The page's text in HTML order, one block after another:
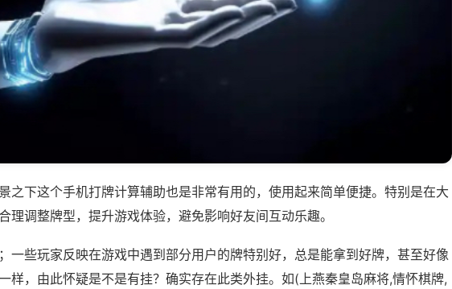
之下这个手机打牌计算辅助也是非常有用的，使用起来简单便捷。特别是在大
理调整牌型，提升游戏体验，避免影响好友间互动乐趣。
一些玩家反映在游戏中遇到部分用户的牌特别好，总是能拿到好牌，甚至好像
样，由此怀疑是不是有挂？确实存在此类外挂。如(上燕秦皇岛麻将,情怀棋牌,